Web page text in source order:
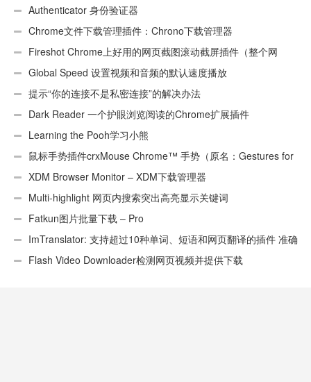
Authenticator 身份验证器
Chrome文件下载管理插件：Chrono下载管理器
Fireshot Chrome上好用的网页截图滚动截屏插件（整个网
页）Global Speed 设置视频和音频的默认速度播放
提示“你的连接不是私密连接”的解决办法
Dark Reader 一个护眼浏览阅读的Chrome扩展插件
Learning the Pooh学习小熊
鼠标手势插件crxMouse Chrome™ 手势（原名：Gestures for
Chrome(TM)汉化版）
XDM Browser Monitor – XDM下载管理器
Multi-highlight 网页内搜索突出高亮显示关键词
Fatkun图片批量下载 – Pro
ImTranslator: 支持超过10种单词、短语和网页翻译的插件 准确
性不错Flash Video Downloader检测网页视频并提供下载